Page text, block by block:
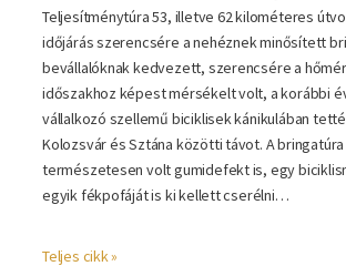
Teljesítménytúra 53, illetve 62 kilométeres
időjárás szerencsére a nehéznek minősített
bevállalóknak kedvezett, szerencsére a
időszakhoz képest mérsékelt volt, a korábbi
vállalkozó szellemű biciklisek kánikulában
Kolozsvár és Sztána közötti távot. A
természetesen volt gumidefekt is, egy
egyik fékpofáját is ki kellett cserélni…
Teljes cikk »